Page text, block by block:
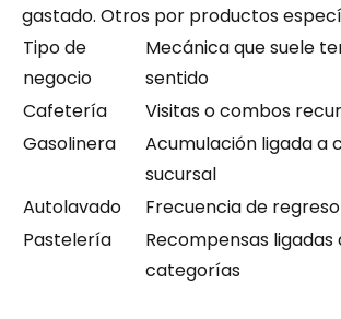
gastado. Otros por productos
Tipo de
negocio
Mecánica que suele
sentido
Cafetería
Visitas o combos
Gasolinera
Acumulación ligada a
sucursal
Autolavado
Frecuencia de regreso
Pastelería
Recompensas ligadas
categorías